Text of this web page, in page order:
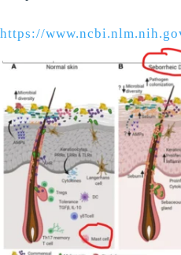
https://